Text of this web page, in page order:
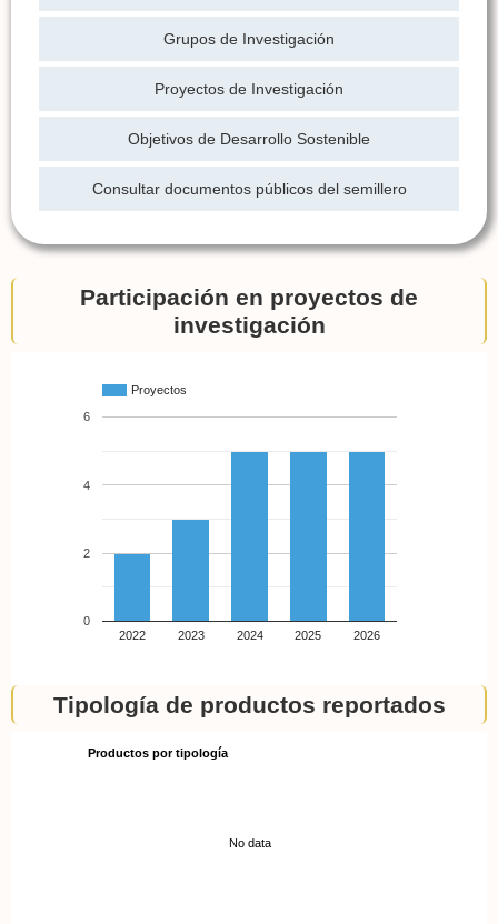
Grupos de Investigación
Proyectos de Investigación
Objetivos de Desarrollo Sostenible
Consultar documentos públicos del semillero
Participación en proyectos de
investigación
Proyectos
2022 2023 2024 2025 2026
0
2
4
6
Tipología de productos reportados
Productos por tipología
No data